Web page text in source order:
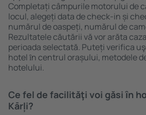
Completați câmpurile motorului de
locul, alegeți data de check-in și
numărul de oaspeți, numărul de
Rezultatele căutării vă vor arăta
perioada selectată. Puteți verifica
hotel ȋn centrul orașului, metodele
hotelului.
Ce fel de facilităţi voi găsi ȋn
Kārļi?